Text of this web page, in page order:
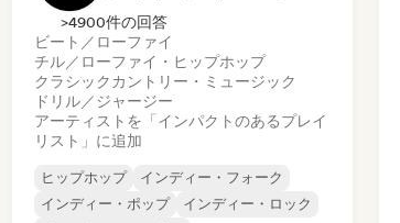
>4900件の回答
ビート／ローファイ
チル／ローファイ・ヒップホップ
クラシック カントリー・ミュージック
ドリル／ジャージー
アーティストを「インパクトのあるプレイ
リスト」に追加
ヒップホップ
インディー・フォーク
インディー・ポップ
インディー・ロック